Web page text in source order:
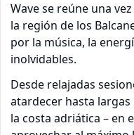
Wave se reúne una
la región de los
por la música, la
inolvidables.
Desde relajadas
atardecer hasta
la costa adriática – en